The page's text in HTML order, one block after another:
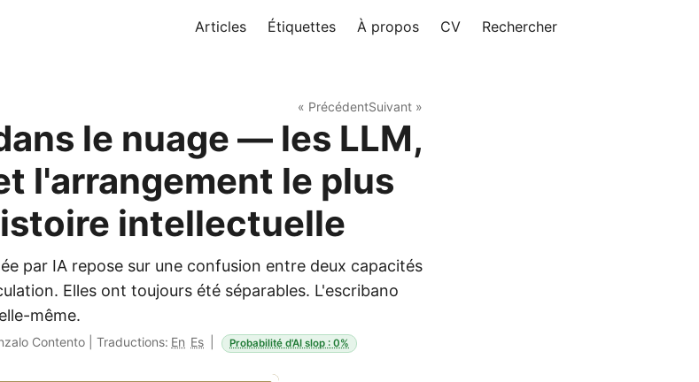
Articles Étiquettes À propos CV Rechercher
« PrécédentSuivant »
le nuage — les LLM,
l'arrangement le plus
intellectuelle
par IA repose sur une confusion entre deux capacités
Elles ont toujours été séparables. L'escribano
même.
Contento Traductions: En Es Probabilité d'AI slop : 0%